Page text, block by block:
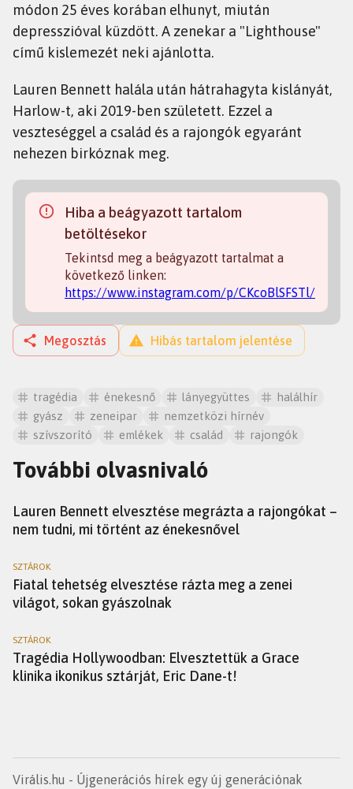
módon 25 éves korában elhunyt, miután
depresszióval küzdött. A zenekar a "Lighthouse"
című kislemezét neki ajánlotta.
Lauren Bennett halála után hátrahagyta kislányát,
Harlow-t, aki 2019-ben született. Ezzel a
veszteséggel a család és a rajongók egyaránt
nehezen birkóznak meg.
Hiba a beágyazott tartalom
betöltésekor
Tekintsd meg a beágyazott tartalmat a
következő linken:
https://www.instagram.com/p/CKcoBlSFSTl/
Megosztás Hibás tartalom jelentése
tragédia énekesnő lányegyüttes
halálhír
gyász
zeneipar
nemzetközi hírnév
szívszorító
emlékek család rajongók
További olvasnivaló
Lauren Bennett elvesztése megrázta a rajongókat –
nem tudni, mi történt az énekesnővel
SZTÁROK
Fiatal tehetség elvesztése rázta meg a zenei
világot, sokan gyászolnak
SZTÁROK
Tragédia Hollywoodban: Elvesztettük a Grace
klinika ikonikus sztárját, Eric Dane-t!
Virális.hu - Újgenerációs hírek egy új generációnak